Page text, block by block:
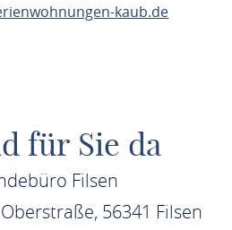
kaub.de
für Sie da
Filsen
56341 Filsen